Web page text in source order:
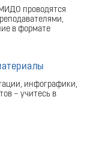
проводятся
в формате
инфографики,
– учитесь в